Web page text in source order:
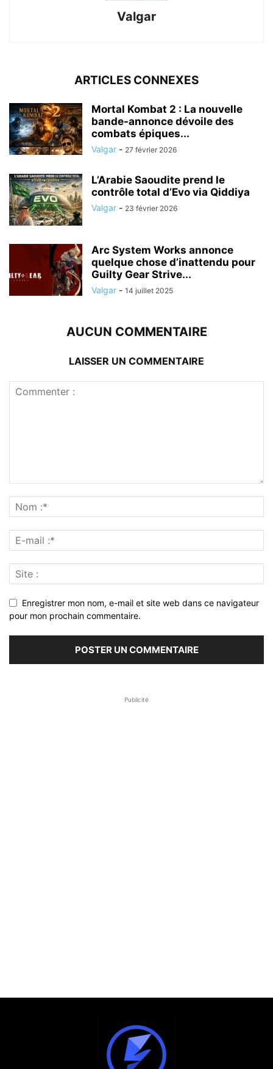
Valgar
ARTICLES CONNEXES
Mortal Kombat 2 : La nouvelle
bande-annonce dévoile des
combats épiques...
Valgar - 27 février 2026
L’Arabie Saoudite prend le
contrôle total d’Evo via Qiddiya
Valgar - 23 février 2026
Arc System Works annonce
quelque chose d’inattendu pour
Guilty Gear Strive...
Valgar - 14 juillet 2025
AUCUN COMMENTAIRE
LAISSER UN COMMENTAIRE
Enregistrer mon nom, e-mail et site web dans ce navigateur
pour mon prochain commentaire.
Publicité